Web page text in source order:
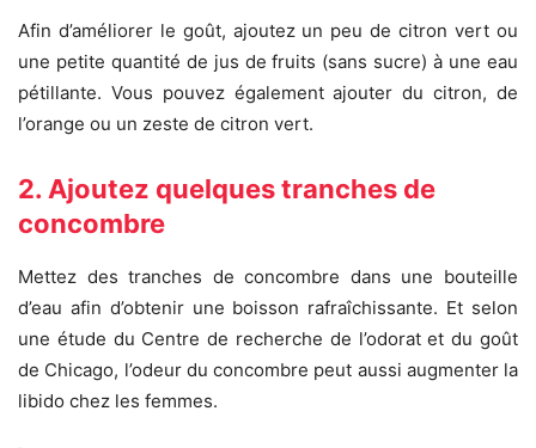
Afin d’améliorer le goût, ajoutez un peu de citron vert ou
une petite quantité de jus de fruits (sans sucre) à une eau
pétillante. Vous pouvez également ajouter du citron, de
l’orange ou un zeste de citron vert.
2. Ajoutez quelques tranches de
concombre
Mettez des tranches de concombre dans une bouteille
d’eau afin d’obtenir une boisson rafraîchissante. Et selon
une étude du Centre de recherche de l’odorat et du goût
de Chicago, l’odeur du concombre peut aussi augmenter la
libido chez les femmes.